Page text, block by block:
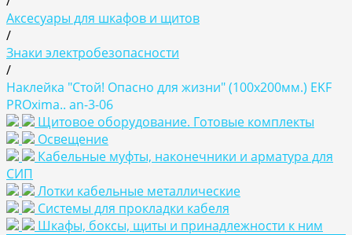
Аксесуары для шкафов и щитов
/
Знаки электробезопасности
/
Наклейка "Стой! Опасно для жизни" (100х200мм.) EKF
PROxima.. an-3-06
Щитовое оборудование. Готовые комплекты
Освещение
Кабельные муфты, наконечники и арматура для
СИП
Лотки кабельные металлические
Системы для прокладки кабеля
Шкафы, боксы, щиты и принадлежности к ним